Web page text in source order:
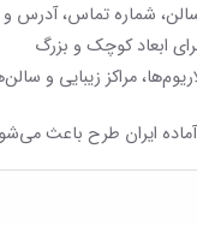
شماره تماس، آدرس و
ابعاد کوچک و بزرگ
مراکز زیبایی و
آماده ایران طرح باعث